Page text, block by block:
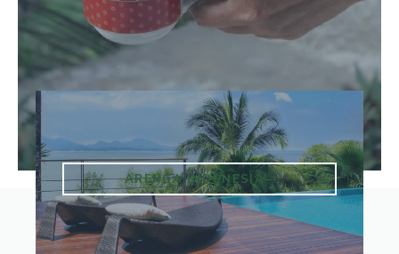
ARENGA INDONESIA